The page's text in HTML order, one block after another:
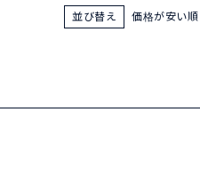
並び替え 価格が安い順